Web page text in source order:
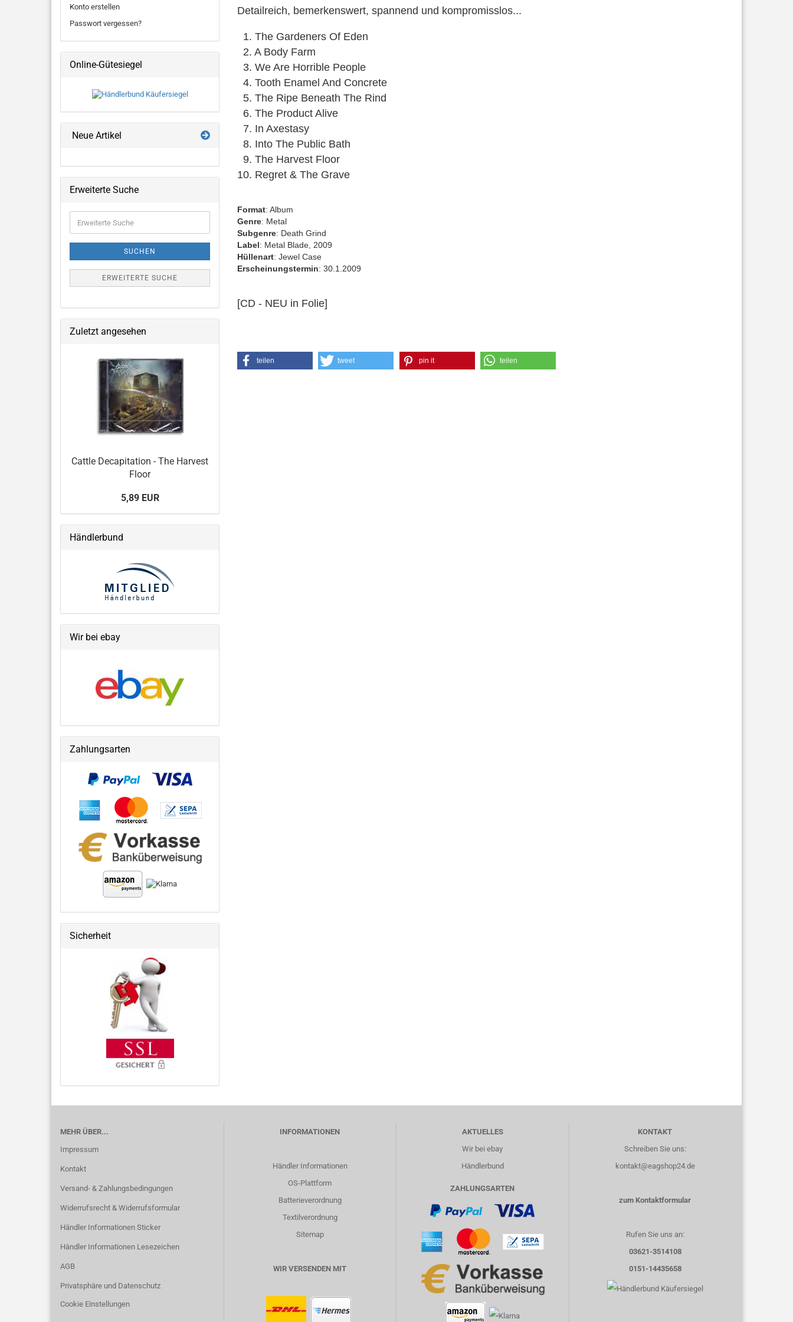
3D Klappkarten mit Musik & Licht
Detailreich, bemerkenswert, spannend und kompromisslos...
1. The Gardeners Of Eden
2. A Body Farm
3. We Are Horrible People
4. Tooth Enamel And Concrete
5. The Ripe Beneath The Rind
6. The Product Alive
7. In Axestasy
8. Into The Public Bath
9. The Harvest Floor
10. Regret & The Grave
Format: Album
Genre: Metal
Subgenre: Death Grind
Label: Metal Blade, 2009
Hüllenart: Jewel Case
Erscheinungstermin: 30.1.2009
[CD - NEU in Folie]
teilen tweet pin it teilen
Konto erstellen
Passwort vergessen?
Online-Gütesiegel
Neue Artikel
Erweiterte Suche
Suche
SUCHEN
ERWEITERTE SUCHE
Zuletzt angesehen
Cattle Decapitation - The Harvest
Floor
5,89 EUR
Händlerbund
Wir bei ebay
Zahlungsarten
Sicherheit
MEHR ÜBER...
Impressum
Kontakt
Versand- & Zahlungsbedingungen
Widerrufsrecht & Widerrufsformular
Händler Informationen Sticker
Händler Informationen Lesezeichen
AGB
Privatsphäre und Datenschutz
Cookie Einstellungen
INFORMATIONEN
Händler Informationen
OS-Plattform
Batterieverordnung
Textilverordnung
Sitemap
WIR VERSENDEN MIT
AKTUELLES
Wir bei ebay
Händlerbund
ZAHLUNGSARTEN
KONTAKT
Schreiben Sie uns:
kontakt@eagshop24.de
zum Kontaktformular
Rufen Sie uns an:
03621-3514108
0151-14435658